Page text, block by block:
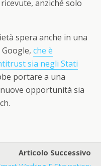
anziché solo
spera anche in una
che è
sia negli Stati
portare a una
opportunità sia
Articolo Successivo